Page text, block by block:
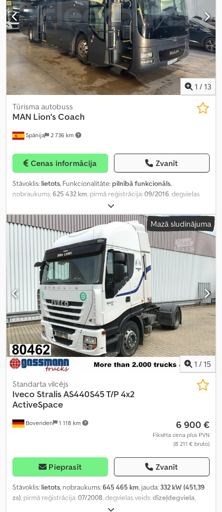
1 / 13
Spānija 2 736 km
Tūrisma autobuss
MAN Lion's Coach
Cenas informācija Zvanīt
Stāvoklis: lietots, Funkcionalitāte: pilnībā funkcionāls,
nobraukums:625 432 km, pirmā reģistrācija:09/2016, degvielas
, sēdvietu skaits:
izmērs:295/80 R22.5, Ražošanas gads:2016,
iekārtas/transportlīdzekļa numurs:
WMAR07ZZ0GT024456,
ABS, gaisa kondicionēšana, kruīza kontrole
Mazā sludinājuma
1 / 15
Bovenden 1 118 km
Standarta vilcējs
Iveco Stralis AS440S45 T/P 4x2
ActiveSpace
6 900 €
Fiksēta cena plus PVN
(8 211 € bruto)
Pieprasīt Zvanīt
Stāvoklis: lietots, nobraukums:645 465 km, jauda: 332 kW (451,39
zs), pirmā reģistrācija:07/2008, degvielas veids:dīzeļdegviela,
, maksimālā kravnesība: